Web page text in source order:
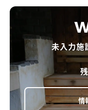
未入力施
情